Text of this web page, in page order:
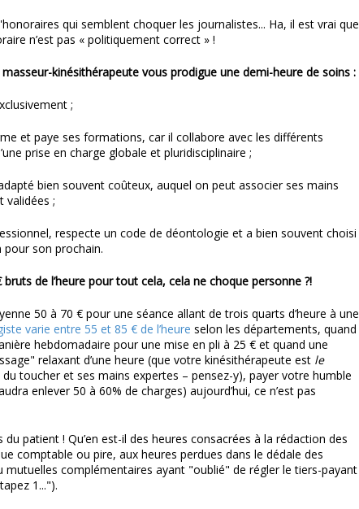
qui semblent choquer les journalistes... Ha, il est vrai que
n’est pas « politiquement correct » !
kinésithérapeute vous prodigue une demi-heure de soins :
;
et paye ses formations, car il collabore avec les différents
prise en charge globale et pluridisciplinaire ;
bien souvent coûteux, auquel on peut associer ses mains
validées ;
respecte un code de déontologie et a bien souvent choisi
son prochain.
bruts de l’heure pour tout cela, cela ne choque personne ?!
50 à 70 € pour une séance allant de trois quarts d’heure à une
varie entre 55 et 85 € de l’heure selon les départements, quand
hebdomadaire pour une mise en pli à 25 € et quand une
relaxant d’une heure (que votre kinésithérapeute est le
toucher et ses mains expertes – pensez-y), payer votre humble
enlever 50 à 60% de charges) aujourd’hui, ce n’est pas
patient ! Qu’en est-il des heures consacrées à la rédaction des
comptable ou pire, aux heures perdues dans le dédale des
complémentaires ayant "oublié" de régler le tiers-payant
1...").